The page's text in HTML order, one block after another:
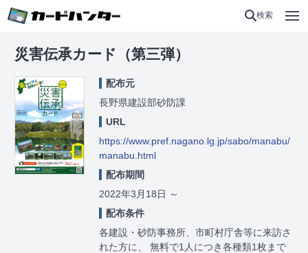
検索
災害伝承カード（第三弾）
配布元
長野県建設部砂防課
URL
https://www.pref.nagano.lg.jp/sabo/manabu/
manabu.html
配布期間
2022年3月18日 ～
配布条件
各建設・砂防事務所、市町村庁舎等に来訪さ
れた方に、 無料で1人につき各種類1枚まで